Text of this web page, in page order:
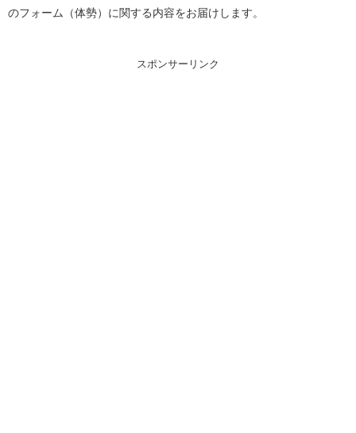
のフォーム（体勢）に関する内容をお届けします。
スポンサーリンク